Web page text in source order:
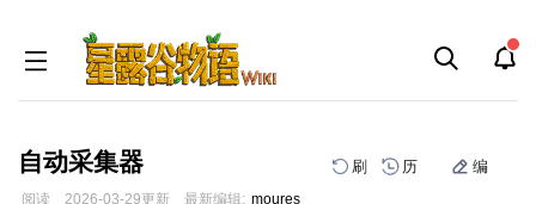
自动采集器 刷 历 编
阅读 2026-03-29更新 最新编辑: moures_